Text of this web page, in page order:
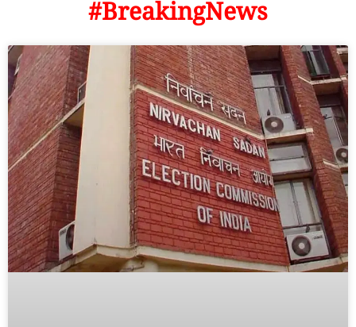
#BreakingNews